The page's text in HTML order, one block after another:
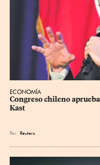
ECONOMÍA
Congreso chileno
Kast
Por Reuters